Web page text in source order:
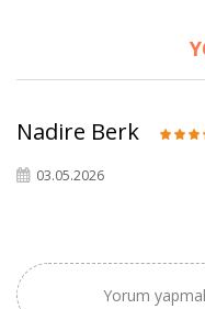
Nadire Berk
03.05.2026
Yorum
BU
2690,00 TL